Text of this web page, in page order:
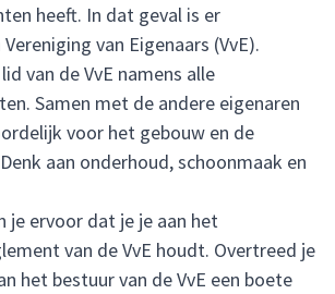
heeft. In dat geval is er
van Eigenaars (VvE).
van de VvE namens alle
Samen met de andere eigenaren
voor het gebouw en de
aan onderhoud, schoonmaak en
je ervoor dat je je aan het
van de VvE houdt. Overtreed je
het bestuur van de VvE een boete